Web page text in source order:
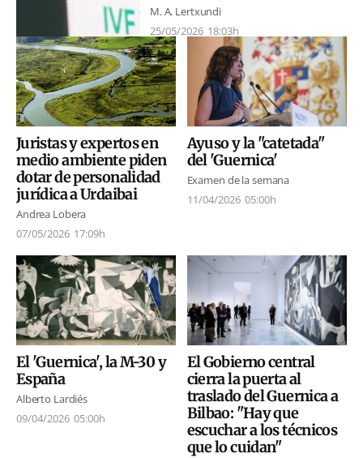
M. A. Lertxundi
25/05/2026 18:03h
Juristas y expertos en
medio ambiente piden
dotar de personalidad
jurídica a Urdaibai
Andrea Lobera
07/05/2026 17:09h
Ayuso y la "catetada"
del 'Guernica'
Examen de la semana
11/04/2026 05:00h
El 'Guernica', la M-30 y
España
Alberto Lardiés
09/04/2026 05:00h
El Gobierno central
cierra la puerta al
traslado del Guernica a
Bilbao: "Hay que
escuchar a los técnicos
que lo cuidan"